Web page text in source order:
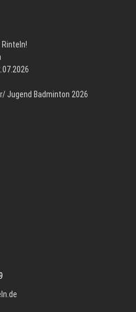
Jugend Badminton 2026